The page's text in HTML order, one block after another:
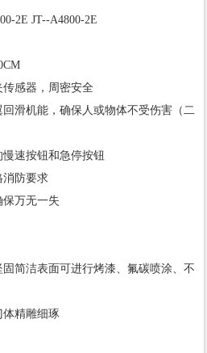
2E JT--A4800-2E
感器，周密安全
滑机能，确保人或物体不受伤害（二
速按钮和急停按钮
防要求
万无一失
简洁表面可进行烤漆、氟碳喷涂、不
精雕细琢